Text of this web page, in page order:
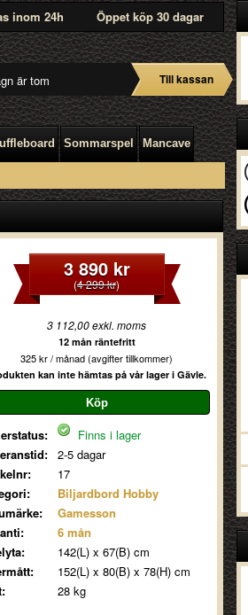
inom 24h Öppet köp 30 dagar
är tom Till kassan
Sommarspel Mancave
3 890 kr
(4 299 kr)
3 112,00 exkl. moms
12 mån räntefritt
325 kr / månad (avgifter tillkommer)
kan inte hämtas på vår lager i Gävle.
Finns i lager
2-5 dagar
17
Biljardbord Hobby
Gamesson
6 mån
142(L) x 67(B) cm
152(L) x 80(B) x 78(H) cm
28 kg